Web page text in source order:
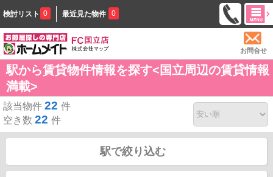
検討リスト 0 最近見た物件 0
お問合せ
駅から賃貸物件情報を探す<国立周辺の賃貸情報
満載>
該当物件 22 件
空き数 22 件
駅で絞り込む